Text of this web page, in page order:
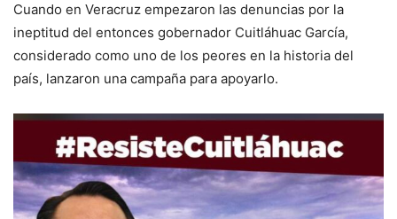
Cuando en Veracruz empezaron las denuncias por la
ineptitud del entonces gobernador Cuitláhuac García,
considerado como uno de los peores en la historia del
país, lanzaron una campaña para apoyarlo.